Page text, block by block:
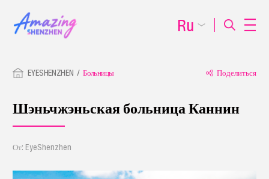
EYESHENZHEN Больницы Поделиться
Шэньчжэньская больница Каннин
От: EyeShenzhen
Ru